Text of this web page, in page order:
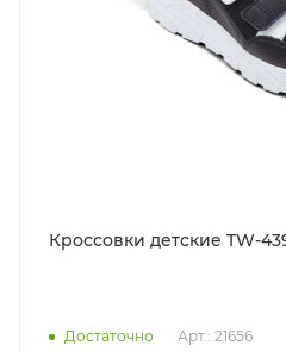
Достаточно Арт.: 21656